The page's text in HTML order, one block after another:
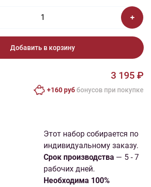
Добавить в корзину
3 195 ₽
+160 руббонусов при покупке
Этот набор собирается по
индивидуальному заказу.
Cрок производства — 5 - 7
рабочих дней.
Необходима 100%